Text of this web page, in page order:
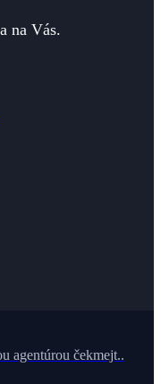
na Vás.
agentúrou čekmejt..